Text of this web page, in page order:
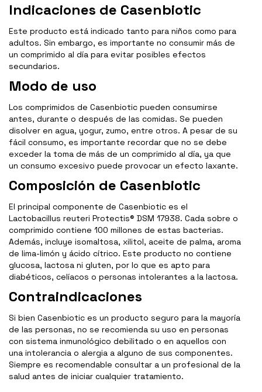
Indicaciones de Casenbiotic
Este producto está indicado tanto para niños como para
adultos. Sin embargo, es importante no consumir más de
un comprimido al día para evitar posibles efectos
secundarios.
Modo de uso
Los comprimidos de Casenbiotic pueden consumirse
antes, durante o después de las comidas. Se pueden
disolver en agua, yogur, zumo, entre otros. A pesar de su
fácil consumo, es importante recordar que no se debe
exceder la toma de más de un comprimido al día, ya que
un consumo excesivo puede provocar un efecto laxante.
Composición de Casenbiotic
El principal componente de Casenbiotic es el
Lactobacillus reuteri Protectis® DSM 17938. Cada sobre o
comprimido contiene 100 millones de estas bacterias.
Además, incluye isomaltosa, xilitol, aceite de palma, aroma
de lima-limón y ácido cítrico. Este producto no contiene
glucosa, lactosa ni gluten, por lo que es apto para
diabéticos, celíacos o personas intolerantes a la lactosa.
Contraindicaciones
Si bien Casenbiotic es un producto seguro para la mayoría
de las personas, no se recomienda su uso en personas
con sistema inmunológico debilitado o en aquellos con
una intolerancia o alergia a alguno de sus componentes.
Siempre es recomendable consultar a un profesional de la
salud antes de iniciar cualquier tratamiento.